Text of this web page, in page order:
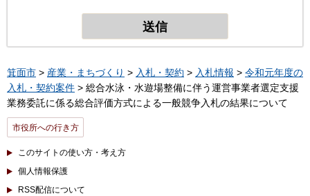
箕面市 > 産業・まちづくり > 入札・契約 > 入札情報 > 令和元年度の
入札・契約案件 > 総合水泳・水遊場整備に伴う運営事業者選定支援
業務委託に係る総合評価方式による一般競争入札の結果について
市役所への行き方
このサイトの使い方・考え方
個人情報保護
RSS配信について